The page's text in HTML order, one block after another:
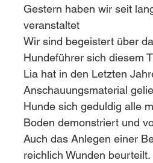
Gestern haben wir seit
veranstaltet
Wir sind begeistert über
Hundeführer sich diesem
Lia hat in den Letzten
Anschauungsmaterial
Hunde sich geduldig alle
Boden demonstriert und
Auch das Anlegen einer
reichlich Wunden beurteilt.